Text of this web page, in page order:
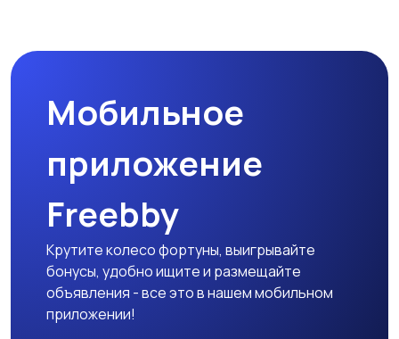
Мобильное
приложение
Freebby
Крутите колесо фортуны, выигрывайте
бонусы, удобно ищите и размещайте
объявления - все это в нашем мобильном
приложении!